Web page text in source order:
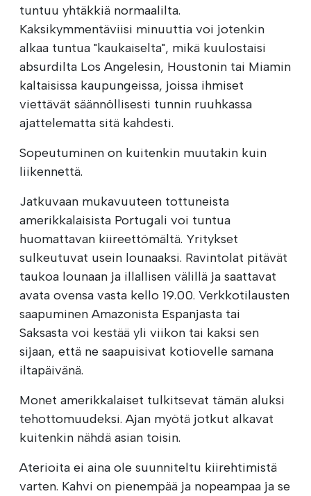
tuntuu yhtäkkiä normaalilta.
Kaksikymmentäviisi minuuttia voi jotenkin
alkaa tuntua "kaukaiselta", mikä kuulostaisi
absurdilta Los Angelesin, Houstonin tai Miamin
kaltaisissa kaupungeissa, joissa ihmiset
viettävät säännöllisesti tunnin ruuhkassa
ajattelematta sitä kahdesti.
Sopeutuminen on kuitenkin muutakin kuin
liikennettä.
Jatkuvaan mukavuuteen tottuneista
amerikkalaisista Portugali voi tuntua
huomattavan kiireettömältä. Yritykset
sulkeutuvat usein lounaaksi. Ravintolat pitävät
taukoa lounaan ja illallisen välillä ja saattavat
avata ovensa vasta kello 19.00. Verkkotilausten
saapuminen Amazonista Espanjasta tai
Saksasta voi kestää yli viikon tai kaksi sen
sijaan, että ne saapuisivat kotiovelle samana
iltapäivänä.
Monet amerikkalaiset tulkitsevat tämän aluksi
tehottomuudeksi. Ajan myötä jotkut alkavat
kuitenkin nähdä asian toisin.
Aterioita ei aina ole suunniteltu kiirehtimistä
varten. Kahvi on pienempää ja nopeampaa ja se